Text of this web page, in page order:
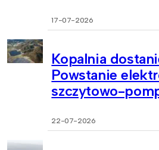
17-07-2026
Kopalnia
Powstanie
szczytowo-
22-07-2026